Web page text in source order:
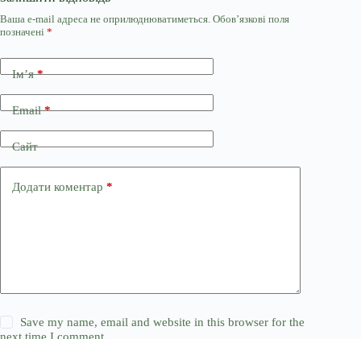
Ваша e-mail адреса не оприлюднюватиметься. Обов’язкові поля
позначені *
Ім’я*
Email*
Сайт
Додати коментар *
Save my name, email and website in this browser for the